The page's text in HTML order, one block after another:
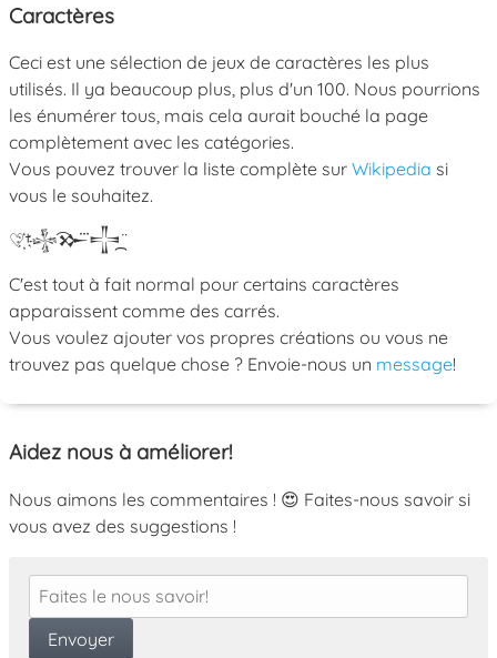
Caractères
Ceci est une sélection de jeux de caractères les plus
utilisés. Il ya beaucoup plus, plus d'un 100. Nous pourrions
les énumérer tous, mais cela aurait bouché la page
complètement avec les catégories.
Vous pouvez trouver la liste complète sur Wikipedia si
vous le souhaitez.
♡†𒈔𒁍𒋲
C'est tout à fait normal pour certains caractères
apparaissent comme des carrés.
Vous voulez ajouter vos propres créations ou vous ne
trouvez pas quelque chose ? Envoie-nous un message!
Aidez nous à améliorer!
Nous aimons les commentaires ! 😍 Faites-nous savoir si
vous avez des suggestions !